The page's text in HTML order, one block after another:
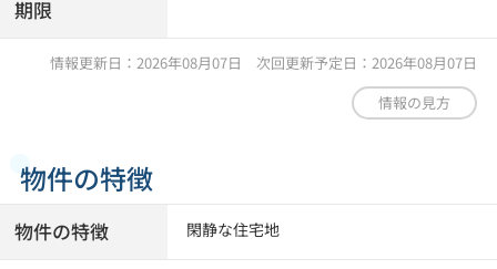
期限
情報更新日：2026年08月07日 次回更新予定日：2026年08月07日
情報の見方
物件の特徴
物件の特徴 閑静な住宅地